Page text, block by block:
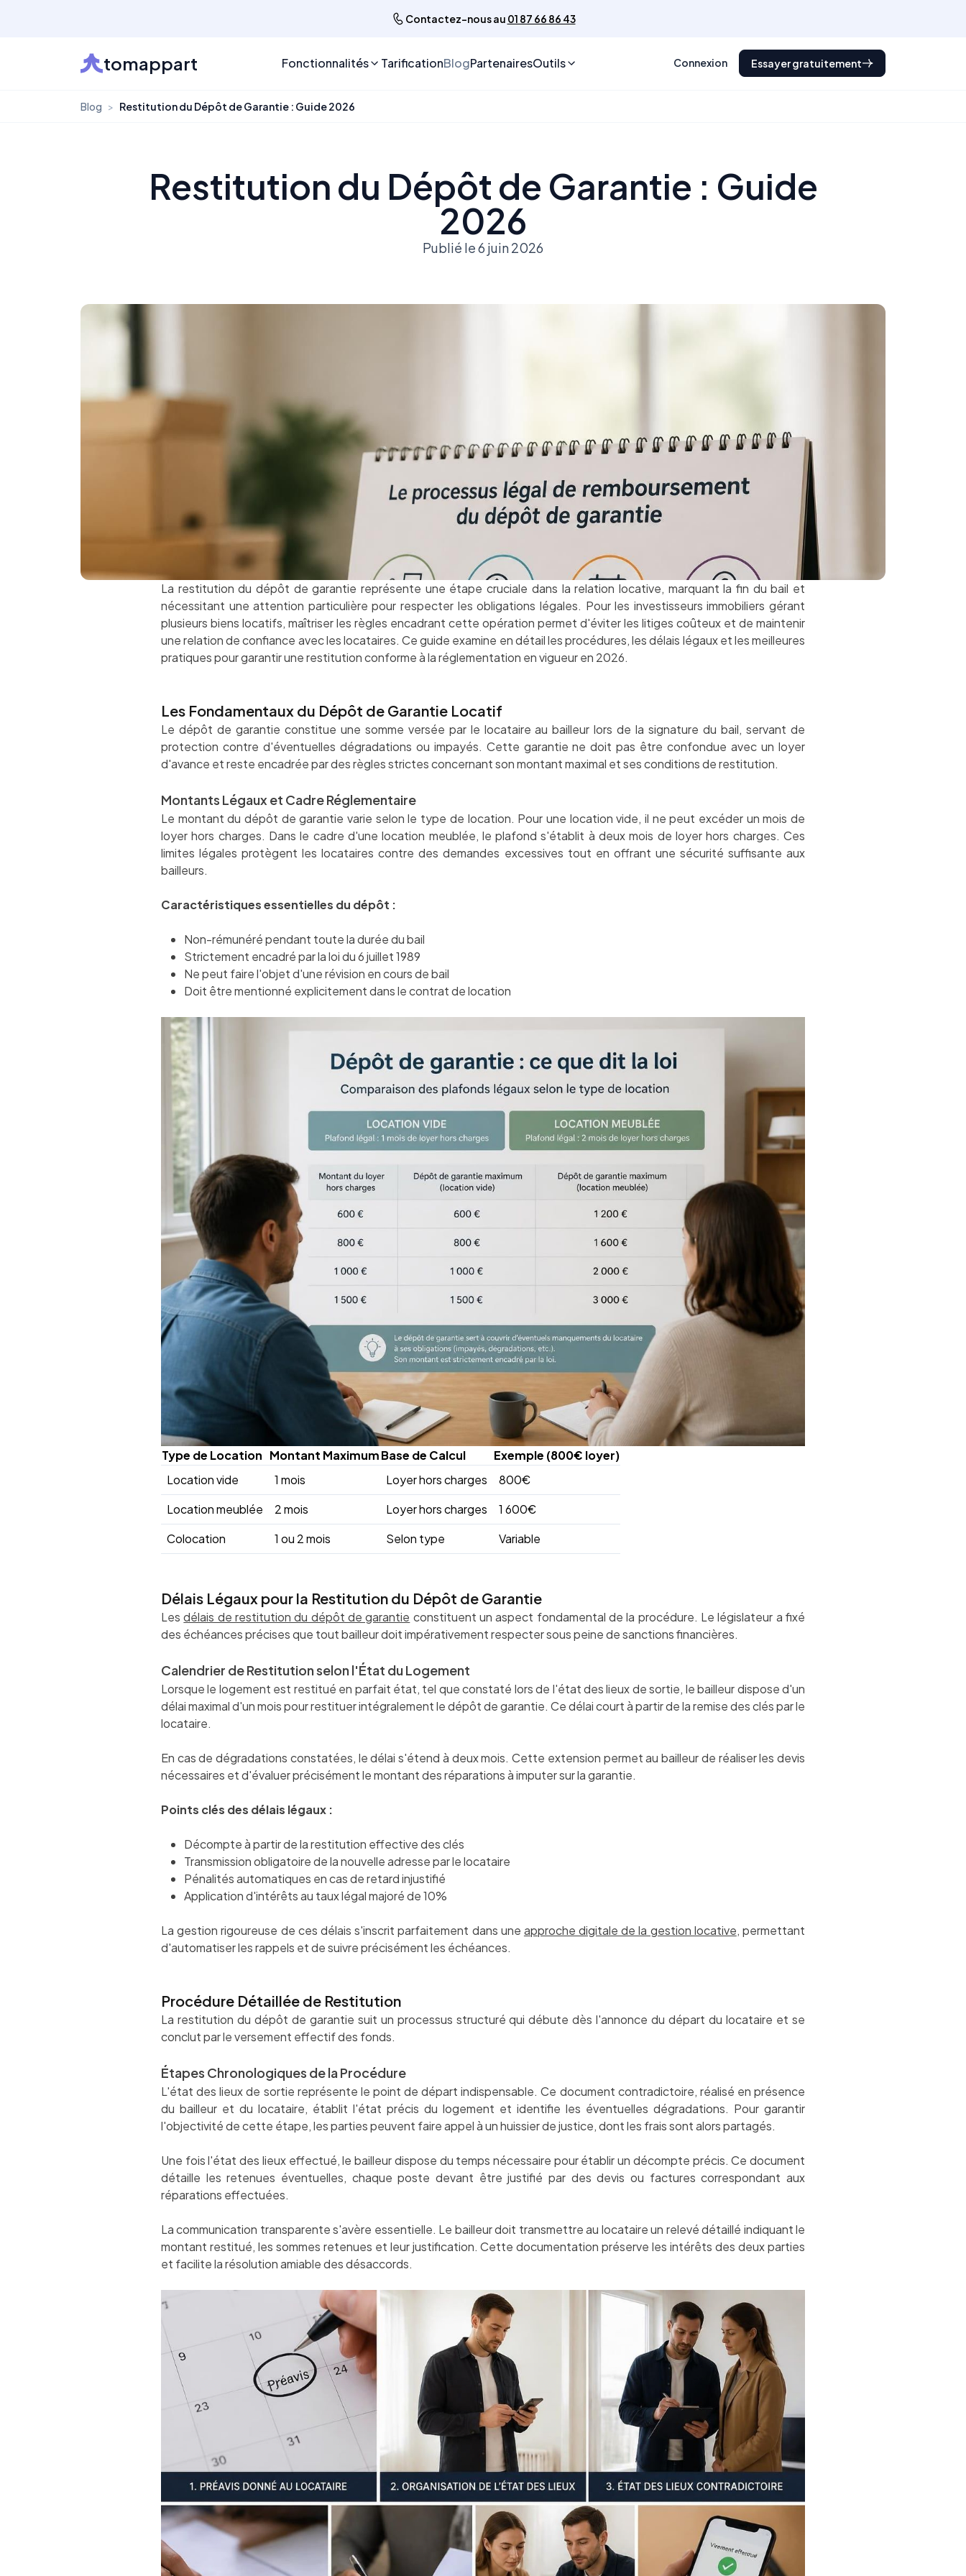
Contactez-nous au 01 87 66 86 43
tomappart Fonctionnalités TarificationBlogPartenairesOutils Connexion Essayer gratuitement
Blog > Restitution du Dépôt de Garantie : Guide 2026
Restitution du Dépôt de Garantie : Guide
2026
Publié le 6 juin 2026
La restitution du dépôt de garantie représente une étape cruciale dans la relation locative, marquant la fin du bail et
nécessitant une attention particulière pour respecter les obligations légales. Pour les investisseurs immobiliers gérant
plusieurs biens locatifs, maîtriser les règles encadrant cette opération permet d'éviter les litiges coûteux et de maintenir
une relation de confiance avec les locataires. Ce guide examine en détail les procédures, les délais légaux et les meilleures
pratiques pour garantir une restitution conforme à la réglementation en vigueur en 2026.
Les Fondamentaux du Dépôt de Garantie Locatif
Le dépôt de garantie constitue une somme versée par le locataire au bailleur lors de la signature du bail, servant de
protection contre d'éventuelles dégradations ou impayés. Cette garantie ne doit pas être confondue avec un loyer
d'avance et reste encadrée par des règles strictes concernant son montant maximal et ses conditions de restitution.
Montants Légaux et Cadre Réglementaire
Le montant du dépôt de garantie varie selon le type de location. Pour une location vide, il ne peut excéder un mois de
loyer hors charges. Dans le cadre d'une location meublée, le plafond s'établit à deux mois de loyer hors charges. Ces
limites légales protègent les locataires contre des demandes excessives tout en offrant une sécurité suffisante aux
bailleurs.
Caractéristiques essentielles du dépôt :
Non-rémunéré pendant toute la durée du bail
Strictement encadré par la loi du 6 juillet 1989
Ne peut faire l'objet d'une révision en cours de bail
Doit être mentionné explicitement dans le contrat de location
Type de Location Montant MaximumBase de Calcul
Exemple (800€ loyer)
Location vide
1 mois Loyer hors charges
800€
Location meublée
2 mois Loyer hors charges
1 600€
Colocation
1 ou 2 mois Selon type Variable
Délais Légaux pour la Restitution du Dépôt de Garantie
Lesdélais de restitution du dépôt de garantie constituent un aspect fondamental de la procédure. Le législateur a fixé
des échéances précises que tout bailleur doit impérativement respecter sous peine de sanctions financières.
Calendrier de Restitution selon l'État du Logement
Lorsque le logement est restitué en parfait état, tel que constaté lors de l'état des lieux de sortie, le bailleur dispose d'un
délai maximal d'un mois pour restituer intégralement le dépôt de garantie. Ce délai court à partir de la remise des clés par le
locataire.
En cas de dégradations constatées, le délai s'étend à deux mois. Cette extension permet au bailleur de réaliser les devis
nécessaires et d'évaluer précisément le montant des réparations à imputer sur la garantie.
Points clés des délais légaux :
Décompte à partir de la restitution effective des clés
Transmission obligatoire de la nouvelle adresse par le locataire
Pénalités automatiques en cas de retard injustifié
Application d'intérêts au taux légal majoré de 10%
La gestion rigoureuse de ces délais s'inscrit parfaitement dans une approche digitale de la gestion locative, permettant
d'automatiser les rappels et de suivre précisément les échéances.
Procédure Détaillée de Restitution
La restitution du dépôt de garantie suit un processus structuré qui débute dès l'annonce du départ du locataire et se
conclut par le versement effectif des fonds.
Étapes Chronologiques de la Procédure
L'état des lieux de sortie représente le point de départ indispensable. Ce document contradictoire, réalisé en présence
du bailleur et du locataire, établit l'état précis du logement et identifie les éventuelles dégradations. Pour garantir
l'objectivité de cette étape, les parties peuvent faire appel à un huissier de justice, dont les frais sont alors partagés.
Une fois l'état des lieux effectué, le bailleur dispose du temps nécessaire pour établir un décompte précis. Ce document
détaille les retenues éventuelles, chaque poste devant être justifié par des devis ou factures correspondant aux
réparations effectuées.
La communication transparente s'avère essentielle. Le bailleur doit transmettre au locataire un relevé détaillé indiquant le
montant restitué, les sommes retenues et leur justification. Cette documentation préserve les intérêts des deux parties
et facilite la résolution amiable des désaccords.